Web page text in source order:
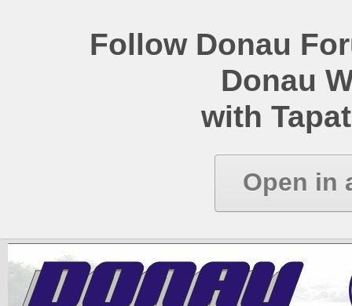
Follow Donau
Donau
with
Open in